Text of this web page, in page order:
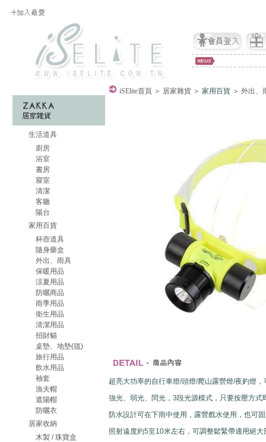
生活道具
廚房
浴室
書房
寢室
清潔
客廳
陽台
家用百貨
杯壺道具
隨身藥盒
外出、雨具
保暖用品
涼夏用品
防曬商品
雨季用品
衛生用品
清潔用品
招財貓
桌墊、地墊(毯)
旅行用品
飲水用品
袖套
漁夫帽
遮陽帽
防曬衣
居家收納
木製 / 珠寶盒
iSElite首頁 ＞ 居家雜貨 ＞ 家用百貨 ＞ 外出、
超亮大功率的自行車燈/頭燈/爬山露營燈/夜釣燈
強光、弱光、閃光，3段光源模式，只要按壓方式
防水設計可在下雨中使用，露營戲水使用，也可
照射遠度約5至10米左右，可調整鬆緊帶適用絕大